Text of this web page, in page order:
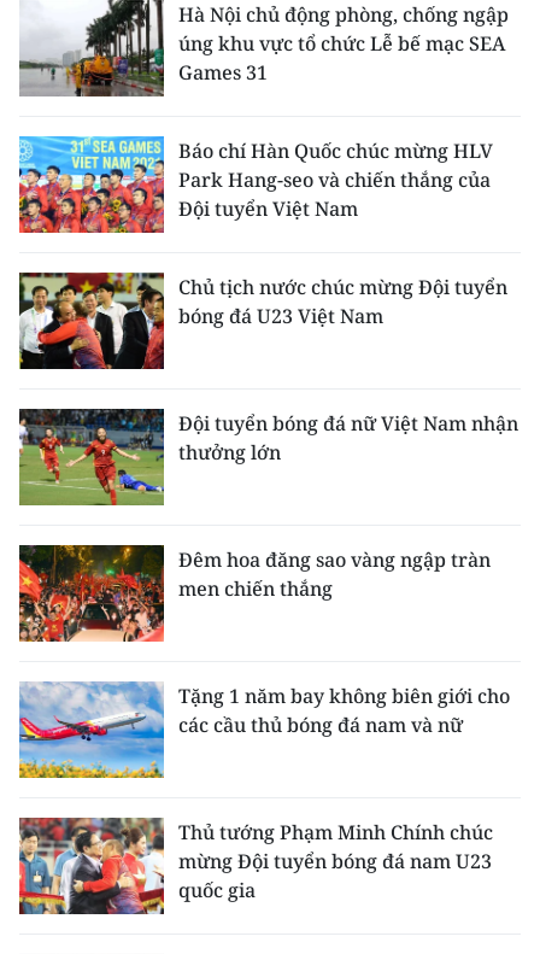
Hà Nội chủ động phòng, chống ngập
úng khu vực tổ chức Lễ bế mạc SEA
Games 31
Báo chí Hàn Quốc chúc mừng HLV
Park Hang-seo và chiến thắng của
Đội tuyển Việt Nam
Chủ tịch nước chúc mừng Đội tuyển
bóng đá U23 Việt Nam
Đội tuyển bóng đá nữ Việt Nam nhận
thưởng lớn
Đêm hoa đăng sao vàng ngập tràn
men chiến thắng
Tặng 1 năm bay không biên giới cho
các cầu thủ bóng đá nam và nữ
Thủ tướng Phạm Minh Chính chúc
mừng Đội tuyển bóng đá nam U23
quốc gia